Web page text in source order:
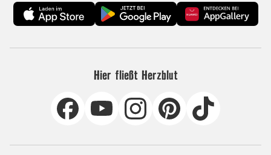
Hier fließt Herzblut